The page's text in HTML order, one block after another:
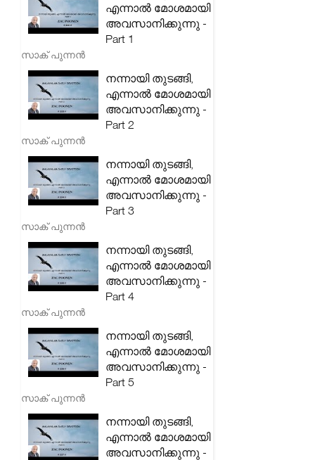
എന്നാൽ മോശമായി
അവസാനിക്കുന്നു -
Part 1
സാക് പുന്നൻ
നന്നായി തുടങ്ങി,
എന്നാൽ മോശമായി
അവസാനിക്കുന്നു -
Part 2
സാക് പുന്നൻ
നന്നായി തുടങ്ങി,
എന്നാൽ മോശമായി
അവസാനിക്കുന്നു -
Part 3
സാക് പുന്നൻ
നന്നായി തുടങ്ങി,
എന്നാൽ മോശമായി
അവസാനിക്കുന്നു -
Part 4
സാക് പുന്നൻ
നന്നായി തുടങ്ങി,
എന്നാൽ മോശമായി
അവസാനിക്കുന്നു -
Part 5
സാക് പുന്നൻ
നന്നായി തുടങ്ങി,
എന്നാൽ മോശമായി
അവസാനിക്കുന്നു -